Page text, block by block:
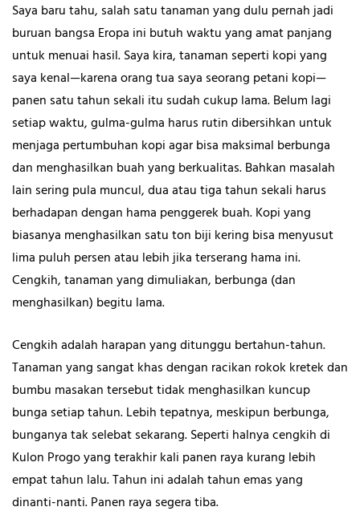
Saya baru tahu, salah satu tanaman yang dulu pernah jadi
buruan bangsa Eropa ini butuh waktu yang amat panjang
untuk menuai hasil. Saya kira, tanaman seperti kopi yang
saya kenal—karena orang tua saya seorang petani kopi—
panen satu tahun sekali itu sudah cukup lama. Belum lagi
setiap waktu, gulma-gulma harus rutin dibersihkan untuk
menjaga pertumbuhan kopi agar bisa maksimal berbunga
dan menghasilkan buah yang berkualitas. Bahkan masalah
lain sering pula muncul, dua atau tiga tahun sekali harus
berhadapan dengan hama penggerek buah. Kopi yang
biasanya menghasilkan satu ton biji kering bisa menyusut
lima puluh persen atau lebih jika terserang hama ini.
Cengkih, tanaman yang dimuliakan, berbunga (dan
menghasilkan) begitu lama.
Cengkih adalah harapan yang ditunggu bertahun-tahun.
Tanaman yang sangat khas dengan racikan rokok kretek dan
bumbu masakan tersebut tidak menghasilkan kuncup
bunga setiap tahun. Lebih tepatnya, meskipun berbunga,
bunganya tak selebat sekarang. Seperti halnya cengkih di
Kulon Progo yang terakhir kali panen raya kurang lebih
empat tahun lalu. Tahun ini adalah tahun emas yang
dinanti-nanti. Panen raya segera tiba.